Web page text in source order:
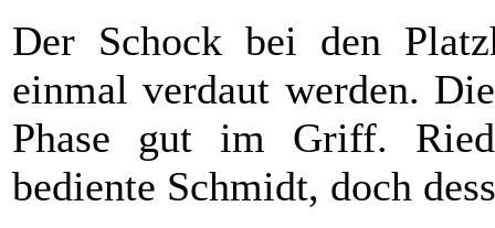
Der Schock bei den
einmal verdaut werden.
Phase gut im Griff.
bediente Schmidt, doch